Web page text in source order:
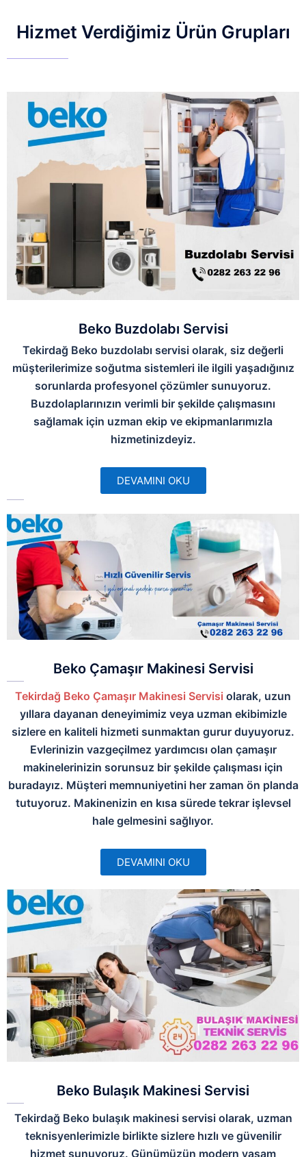
Hizmet Verdiğimiz Ürün Grupları
Beko Buzdolabı Servisi
Tekirdağ Beko buzdolabı servisi olarak, siz değerli
müşterilerimize soğutma sistemleri ile ilgili yaşadığınız
sorunlarda profesyonel çözümler sunuyoruz.
Buzdolaplarınızın verimli bir şekilde çalışmasını
sağlamak için uzman ekip ve ekipmanlarımızla
hizmetinizdeyiz.
DEVAMINI OKU
Beko Çamaşır Makinesi Servisi
Tekirdağ Beko Çamaşır Makinesi Servisi olarak, uzun
yıllara dayanan deneyimimiz veya uzman ekibimizle
sizlere en kaliteli hizmeti sunmaktan gurur duyuyoruz.
Evlerinizin vazgeçilmez yardımcısı olan çamaşır
makinelerinizin sorunsuz bir şekilde çalışması için
buradayız. Müşteri memnuniyetini her zaman ön planda
tutuyoruz. Makinenizin en kısa sürede tekrar işlevsel
hale gelmesini sağlıyor.
DEVAMINI OKU
Beko Bulaşık Makinesi Servisi
Tekirdağ Beko bulaşık makinesi servisi olarak, uzman
teknisyenlerimizle birlikte sizlere hızlı ve güvenilir
hizmet sunuyoruz. Günümüzün modern yaşam